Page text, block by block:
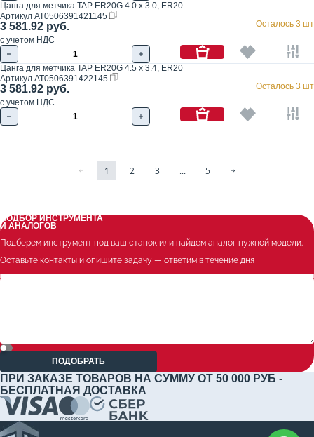
Цанга для метчика TAP ER20G 4.0 x 3.0, ER20
Артикул AT0506391421145
3 581.92 руб.
с учетом НДС
Осталось 3 шт
Цанга для метчика TAP ER20G 4.5 x 3.4, ER20
Артикул AT0506391422145
3 581.92 руб.
с учетом НДС
Осталось 3 шт
1 2 3 ... 5
ПОДБОР ИНСТРУМЕНТА
И АНАЛОГОВ
Подберем инструмент под ваш станок или найдем аналог нужной модели.
Оставьте контакты и опишите задачу — ответим в течение дня
ПОДОБРАТЬ
ПРИ ЗАКАЗЕ ТОВАРОВ НА СУММУ ОТ 50 000 РУБ -
БЕСПЛАТНАЯ ДОСТАВКА